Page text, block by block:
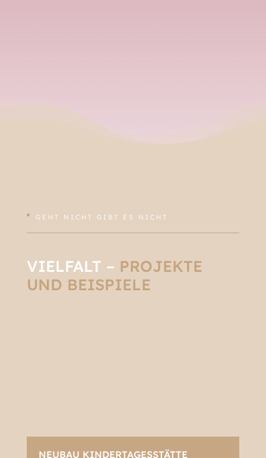
 GEHT NICHT GIBT ES NICHT
VIELFALT – PROJEKTE
UND BEISPIELE
NEUBAU KINDERTAGESSTÄTTE